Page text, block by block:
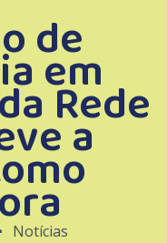
de
em
Rede
a
Notícias